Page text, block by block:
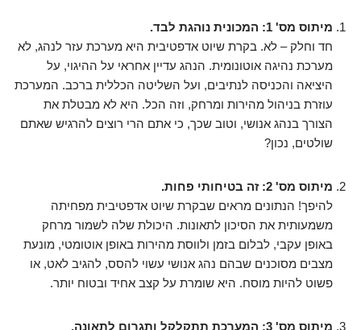
מיתוס מס' 1: המכונית נוהגת לבד.
חד וחלק – לא. בקרת שיוט אדפטיבית היא מערכת עזר לנהג, לא
מערכת נהיגה אוטונומית. הנהג עדיין אחראי על ההיגוי, על
היציאה והכניסה לנתיבים, ועל השליטה הכללית ברכב. המערכת
עוזרת בניהול מהירות ומרחק, וזה הכל. היא לא מבטלת את
הצורך בנהג אנושי, וטוב שכך, כי אתם הרי רוצים להרגיש שאתם
שולטים, נכון?
מיתוס מס' 2: זה בטיחותי פחות.
להיפך! הנתונים מראים שבקרת שיוט אדפטיבית מפחיתה
משמעותית את הסיכון לתאונות. היכולת שלה לשמור מרחק
באופן עקבי, לבלום בזמן ולווסת מהירות באופן אוטומטי, מונעת
מצבים מסוכנים שבהם נהג אנושי עשוי להסס, להגיב לאט, או
פשוט להיות מוסח. היא שומרת על קצב אחיד ובטוח יותר.
מיתוס מס' 3: המערכת תתקלקל ותגרום לתאונה.